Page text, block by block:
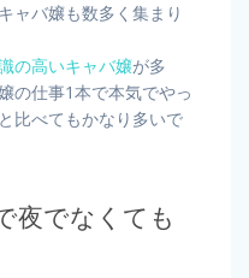
ャバ嬢も数多く集まり
の高いキャバ嬢が多
の仕事1本で本気でやっ
比べてもかなり多いで
夜でなくても